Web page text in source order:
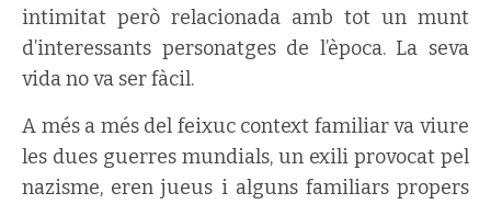
intimitat però relacionada amb tot un munt
d’interessants personatges de l’època. La seva
vida no va ser fàcil.
A més a més del feixuc context familiar va viure
les dues guerres mundials, un exili provocat pel
nazisme, eren jueus i alguns familiars propers